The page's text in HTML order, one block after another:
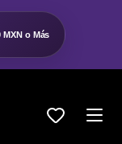
MXN o Más